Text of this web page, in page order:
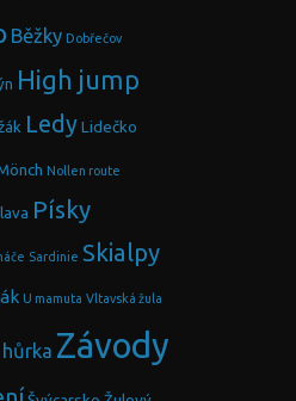
Běžky Dobřečov
High jump
Ledy Lidečko
Nollen route
Písky
Sardinie Skialpy
U mamuta Vltavská žula
Závody